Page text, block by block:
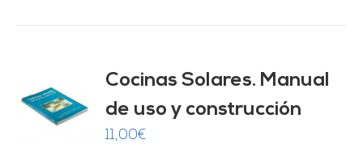
Cocinas Solares. Manual
de uso y construcción
11,00€